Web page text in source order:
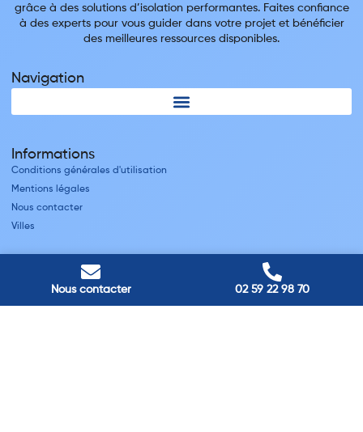
Nous contacter 02 59 22 98 70
grâce à des solutions d’isolation performantes. Faites confiance
à des experts pour vous guider dans votre projet et bénéficier
des meilleures ressources disponibles.
Navigation
Informations
Conditions générales d'utilisation
Mentions légales
Nous contacter
Villes
Nos adresses
Louviers